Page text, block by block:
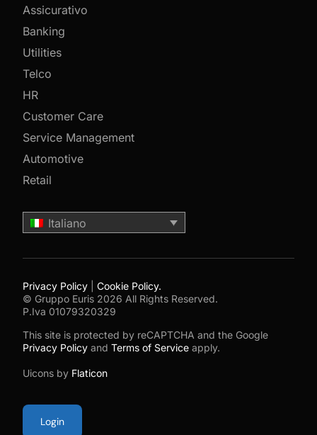
Assicurativo
Banking
Utilities
Telco
HR
Customer Care
Service Management
Automotive
Retail
Italiano
Privacy Policy |Cookie Policy.
© Gruppo Euris 2026 All Rights Reserved.
P.Iva 01079320329
This site is protected by reCAPTCHA and the Google
Privacy Policy andTerms of Service apply.
Uicons by Flaticon
Login